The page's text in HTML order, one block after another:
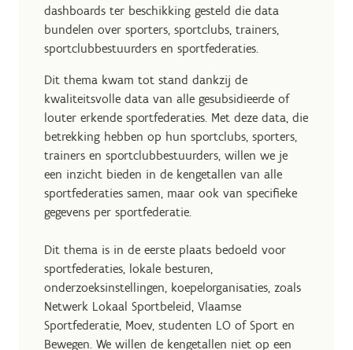
dashboards ter beschikking gesteld die data
bundelen over sporters, sportclubs, trainers,
sportclubbestuurders en sportfederaties.
Dit thema kwam tot stand dankzij de
kwaliteitsvolle data van alle gesubsidieerde of
louter erkende sportfederaties. Met deze data, die
betrekking hebben op hun sportclubs, sporters,
trainers en sportclubbestuurders, willen we je
een inzicht bieden in de kengetallen van alle
sportfederaties samen, maar ook van specifieke
gegevens per sportfederatie.
Dit thema is in de eerste plaats bedoeld voor
sportfederaties, lokale besturen,
onderzoeksinstellingen, koepelorganisaties, zoals
Netwerk Lokaal Sportbeleid, Vlaamse
Sportfederatie, Moev, studenten LO of Sport en
Bewegen. We willen de kengetallen niet op een